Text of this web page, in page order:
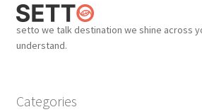
setto we talk destination we shine across
understand.
Categories